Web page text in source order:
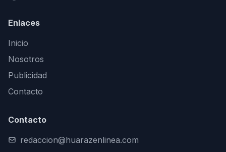
Enlaces
Inicio
Nosotros
Publicidad
Contacto
Contacto
redaccion@huarazenlinea.com